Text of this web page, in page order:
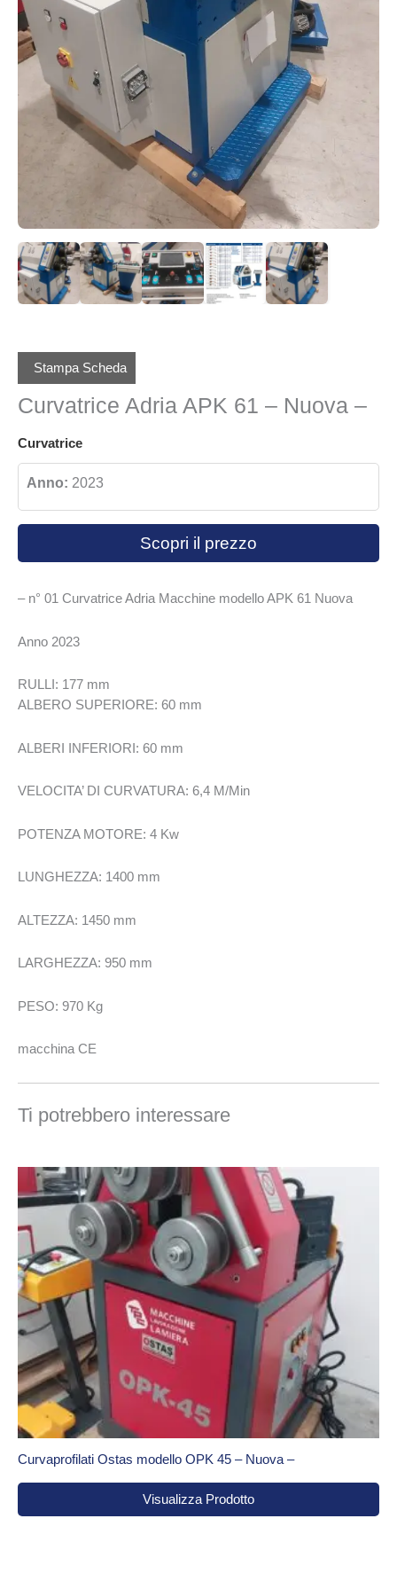
Stampa Scheda
Curvatrice Adria APK 61 – Nuova –
Curvatrice
Anno: 2023
Scopri il prezzo
– n° 01 Curvatrice Adria Macchine modello APK 61 Nuova
Anno 2023
RULLI: 177 mm
ALBERO SUPERIORE: 60 mm
ALBERI INFERIORI: 60 mm
VELOCITA’ DI CURVATURA: 6,4 M/Min
POTENZA MOTORE: 4 Kw
LUNGHEZZA: 1400 mm
ALTEZZA: 1450 mm
LARGHEZZA: 950 mm
PESO: 970 Kg
macchina CE
Ti potrebbero interessare
Curvaprofilati Ostas modello OPK 45 – Nuova –
Visualizza Prodotto